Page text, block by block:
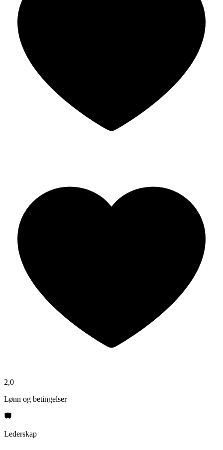
2,0
Lønn og betingelser
Lederskap